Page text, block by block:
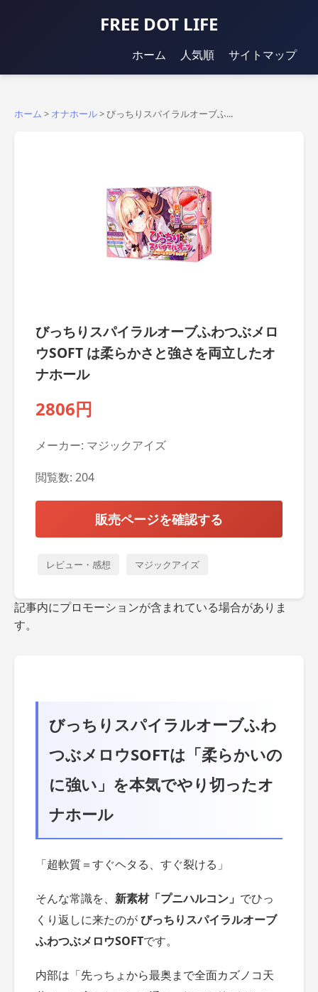
FREE DOT LIFE
ホーム 人気順 サイトマップ
ホーム > オナホール>びっちりスパイラルオーブふ...
びっちりスパイラルオーブふわつぶメロ
ウSOFT は柔らかさと強さを両立したオ
ナホール
2806円
メーカー: マジックアイズ
閲覧数: 204
販売ページを確認する
レビュー・感想 マジックアイズ
記事内にプロモーションが含まれている場合がありま
す。
びっちりスパイラルオーブふわ
つぶメロウSOFTは「柔らかいの
に強い」を本気でやり切ったオ
ナホール
「超軟質＝すぐヘタる、すぐ裂ける」
そんな常識を、 新素材「プニハルコン」 でひっ
くり返しに来たのがびっちりスパイラルオーブ
ふわつぶメロウSOFTです。
内部は「先っちょから最奥まで全面カズノコ天